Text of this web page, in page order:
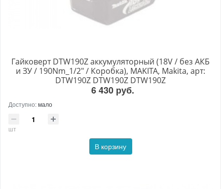
Гайковерт DTW190Z аккумуляторный (18V / без АКБ
и ЗУ / 190Nm_1/2" / Коробка), MAKITA, Makita, арт:
DTW190Z DTW190Z DTW190Z
6 430 руб.
Доступно:мало
шт
В корзину